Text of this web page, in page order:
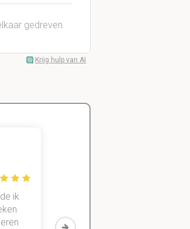
gedreven.
Krijg hulp van AI
ik
vakken. Sinds ik mijn